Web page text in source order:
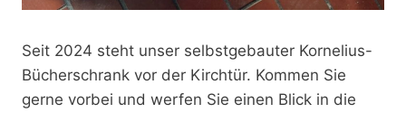
Seit 2024 steht unser selbstgebauter Kornelius-
Bücherschrank vor der Kirchtür. Kommen Sie
gerne vorbei und werfen Sie einen Blick in die